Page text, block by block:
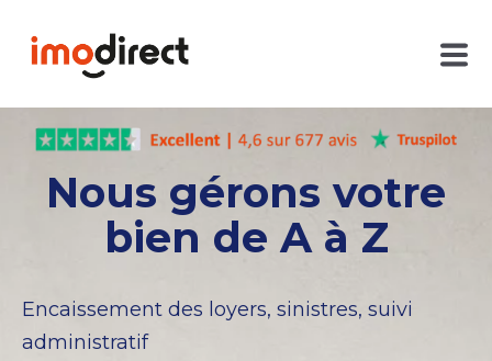
Nous gérons votre
bien de A à Z
Encaissement des loyers, sinistres, suivi
administratif